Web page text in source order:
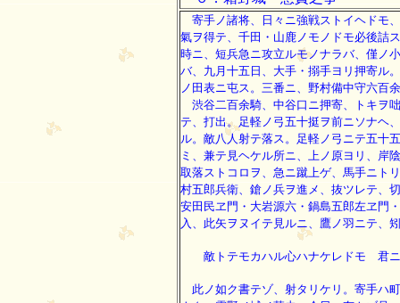
寄手ノ諸将、日々ニ強戦ストイヘドモ
氣ヲ得テ、千田・山鹿ノモノドモ必後詰
時ニ、短兵急ニ攻立ルモノナラバ、僅ノ
バ、九月十五日、大手・搦手ヨリ押寄ル
ノ田表ニ屯ス。三番ニ、野村備中守六百
渋谷二百余騎、中谷口ニ押寄、トキヲ
テ、打出。足軽ノ弓五十挺ヲ前ニソナヘ
ル。敵八人射テ落ス。足軽ノ弓ニテ五十
ミ、兼テ見ヘケル所ニ、上ノ原ヨリ、岸
取落ストコロヲ、急ニ蹴上ゲ、馬手ニト
村五郎兵衛、鎗ノ兵ヲ進メ、抜ツレテ、
安田民ヱ門・大岩源六・鍋島五郎左ヱ門
入、此矢ヲヌイテ見ルニ、鷹ノ羽ニテ、矧
敵トテモカハル心ハナケレドモ 君ニ
此ノ如ク書テゾ、射タリケリ。寄手ハ